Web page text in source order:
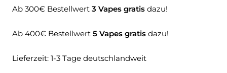
Ab 300€ Bestellwert 3 Vapes gratis dazu!
Ab 400€ Bestellwert 5 Vapes gratis dazu!
Lieferzeit: 1-3 Tage deutschlandweit